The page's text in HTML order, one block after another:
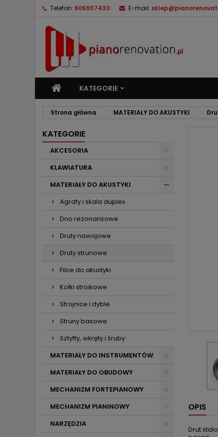
Telefon: 606657430 E-mail:
KATEGORIE
Strona główna MATERIAŁY DO AKUSTYKI
KATEGORIE
AKCESORIA
KLAWIATURA
MATERIAŁY DO AKUSTYKI
Agrafy i skala duplex
Dno rezonansowe
Druty nawojowe
Druty strunowe
Filce do akustyki
Kołki stroikowe
Strojnice i dyble
Struny basowe
Sztyfty, wkręty i śruby
MATERIAŁY DO INSTRUMENTÓW
MATERIAŁY DO OBUDOWY
MECHANIZM FORTEPIANOWY
MECHANIZM PIANINOWY
NARZĘDZIA
OPIS
Drut